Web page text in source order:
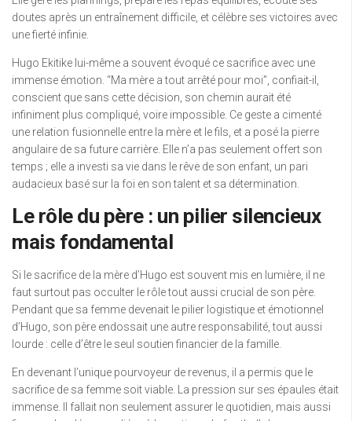
doutes après un entraînement difficile, et célèbre ses victoires avec
une fierté infinie.
Hugo Ekitike lui-même a souvent évoqué ce sacrifice avec une
immense émotion. “Ma mère a tout arrêté pour moi”, confiait-il,
conscient que sans cette décision, son chemin aurait été
infiniment plus compliqué, voire impossible. Ce geste a cimenté
une relation fusionnelle entre la mère et le fils, et a posé la pierre
angulaire de sa future carrière. Elle n’a pas seulement offert son
temps ; elle a investi sa vie dans le rêve de son enfant, un pari
audacieux basé sur la foi en son talent et sa détermination.
Le rôle du père : un pilier silencieux
mais fondamental
Si le sacrifice de la mère d’Hugo est souvent mis en lumière, il ne
faut surtout pas occulter le rôle tout aussi crucial de son père.
Pendant que sa femme devenait le pilier logistique et émotionnel
d’Hugo, son père endossait une autre responsabilité, tout aussi
lourde : celle d’être le seul soutien financier de la famille.
En devenant l’unique pourvoyeur de revenus, il a permis que le
sacrifice de sa femme soit viable. La pression sur ses épaules était
immense. Il fallait non seulement assurer le quotidien, mais aussi